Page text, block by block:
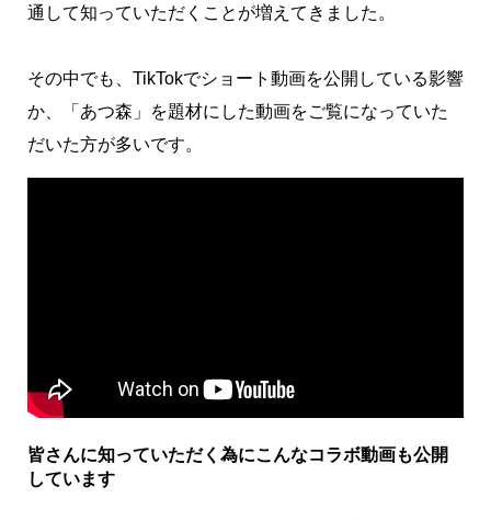
通して知っていただくことが増えてきました。
その中でも、TikTokでショート動画を公開している影響
か、「あつ森」を題材にした動画をご覧になっていた
だいた方が多いです。
皆さんに知っていただく為にこんなコラボ動画も公開
しています